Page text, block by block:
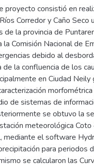
proyecto consistió en
Corredor y Caño Seco
de la provincia de
la Comisión Nacional de
debido al
de la confluencia de los
en Ciudad Neily
de sistemas de
se obtuvo la
meteorológica
mediante el software
para periodos
se calcularon las